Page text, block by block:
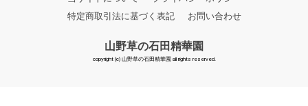
特定商取引法に基づく表記
お問い合わせ
山野草の石田精華園
copyright (c) 山野草の石田精華園 all rights reserved.